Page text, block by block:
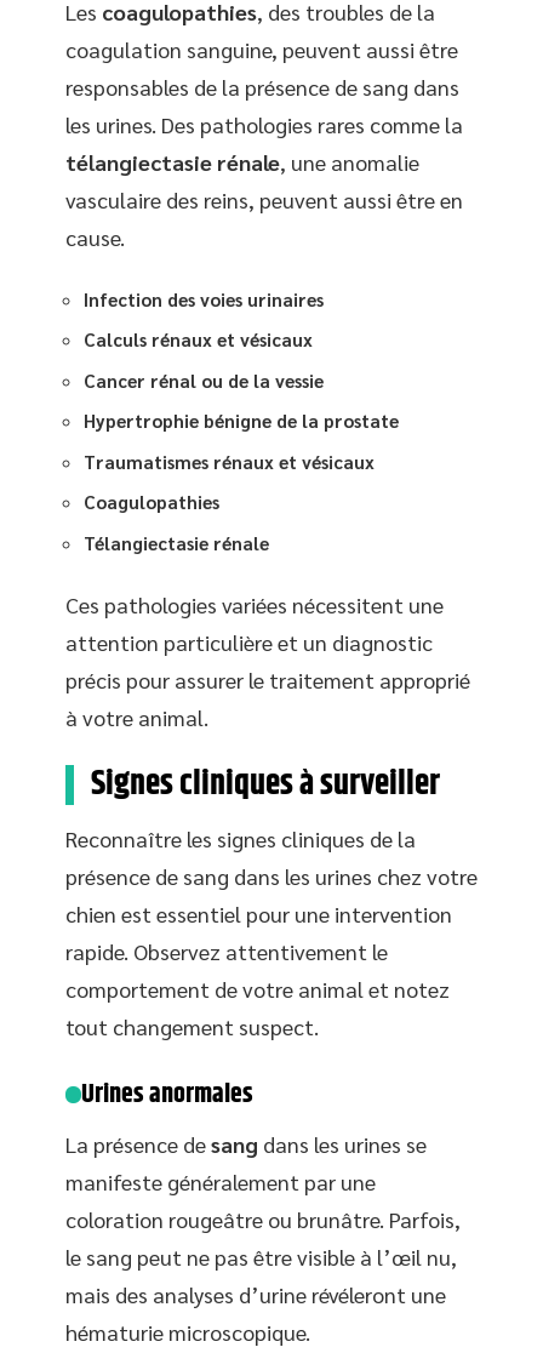
Les coagulopathies, des troubles de la
coagulation sanguine, peuvent aussi être
responsables de la présence de sang dans
les urines. Des pathologies rares comme la
télangiectasie rénale, une anomalie
vasculaire des reins, peuvent aussi être en
cause.
Infection des voies urinaires
Calculs rénaux et vésicaux
Cancer rénal ou de la vessie
Hypertrophie bénigne de la prostate
Traumatismes rénaux et vésicaux
Coagulopathies
Télangiectasie rénale
Ces pathologies variées nécessitent une
attention particulière et un diagnostic
précis pour assurer le traitement approprié
à votre animal.
Signes cliniques à surveiller
Reconnaître les signes cliniques de la
présence de sang dans les urines chez votre
chien est essentiel pour une intervention
rapide. Observez attentivement le
comportement de votre animal et notez
tout changement suspect.
Urines anormales
La présence desang dans les urines se
manifeste généralement par une
coloration rougeâtre ou brunâtre. Parfois,
le sang peut ne pas être visible à l’œil nu,
mais des analyses d’urine révéleront une
hématurie microscopique.